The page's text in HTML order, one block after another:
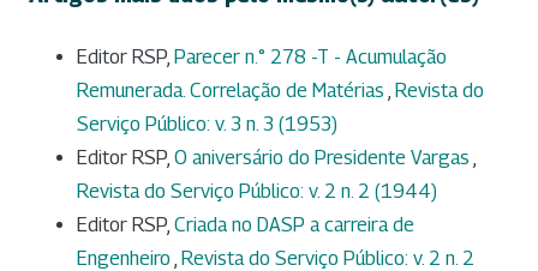
Editor RSP, Parecer n.° 278 -T - Acumulação
Remunerada. Correlação de Matérias , Revista do
Serviço Público: v. 3 n. 3 (1953)
Editor RSP, O aniversário do Presidente Vargas ,
Revista do Serviço Público: v. 2 n. 2 (1944)
Editor RSP, Criada no DASP a carreira de
Engenheiro , Revista do Serviço Público: v. 2 n. 2